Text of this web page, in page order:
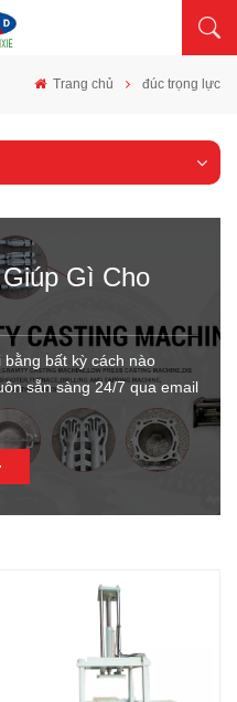
Trang chủ đúc trọng lực
Gì Cho
bất kỳ cách nào
sẵn sàng 24/7 qua email